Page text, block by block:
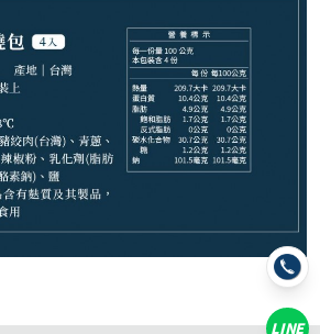
NT$1,199NT$ 1,349
8.9折
LINE